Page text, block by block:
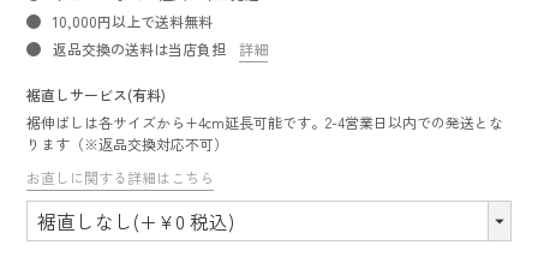
10,000円以上で送料無料
返品交換の送料は当店負担
詳細
裾直しサービス(有料)
裾伸ばしは各サイズから+4cm延長可能です。2-4営業日以内での発送とな
ります（※返品交換対応不可）
お直しに関する詳細はこちら